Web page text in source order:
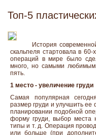
Топ-5
История
скальпеля стартовала в
операций в мире было
много, но самыми
пять.
1 место - увеличение груди
Самая популярная
размер груди и улучшить
планировании подобной
форму груди, выбор места
типы и т. д. Операция
или больше (при